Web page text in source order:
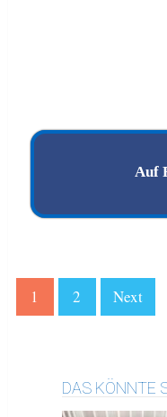
Auf
1 2 Next
DAS KÖNNTE